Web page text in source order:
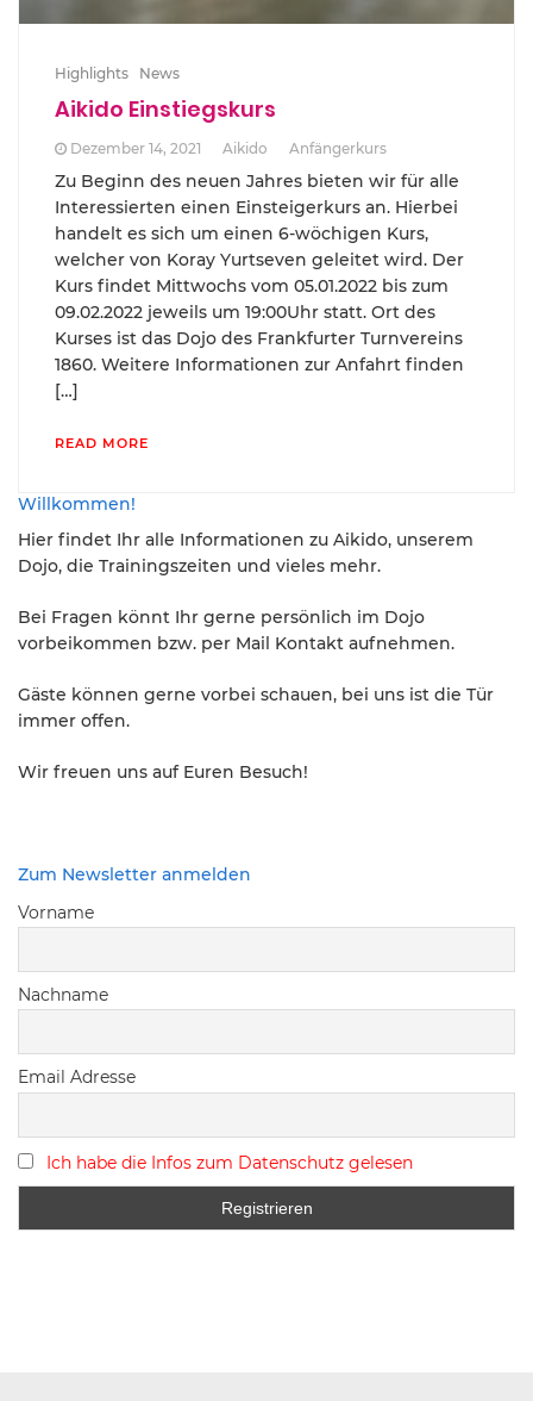
Highlights News
Aikido Einstiegskurs
Dezember 14, 2021 Aikido Anfängerkurs
Zu Beginn des neuen Jahres bieten wir für alle
Interessierten einen Einsteigerkurs an. Hierbei
handelt es sich um einen 6-wöchigen Kurs,
welcher von Koray Yurtseven geleitet wird. Der
Kurs findet Mittwochs vom 05.01.2022 bis zum
09.02.2022 jeweils um 19:00Uhr statt. Ort des
Kurses ist das Dojo des Frankfurter Turnvereins
1860. Weitere Informationen zur Anfahrt finden
[…]
READ MORE
Willkommen!
Hier findet Ihr alle Informationen zu Aikido, unserem
Dojo, die Trainingszeiten und vieles mehr.
Bei Fragen könnt Ihr gerne persönlich im Dojo
vorbeikommen bzw. per Mail Kontakt aufnehmen.
Gäste können gerne vorbei schauen, bei uns ist die Tür
immer offen.
Wir freuen uns auf Euren Besuch!
Zum Newsletter anmelden
Vorname
Nachname
Email Adresse
Ich habe die Infos zum Datenschutz gelesen